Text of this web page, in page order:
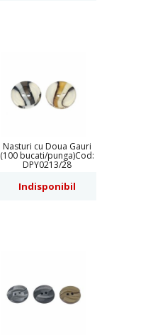
Nasturi cu Doua Gauri
(100 bucati/punga)Cod:
DPY0213/28
Indisponibil